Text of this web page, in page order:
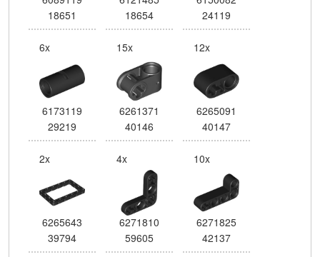
18651
18654
24119
6x
6173119
29219
15x
6261371
40146
12x
6265091
40147
2x
6265643
39794
4x
6271810
59605
10x
6271825
42137